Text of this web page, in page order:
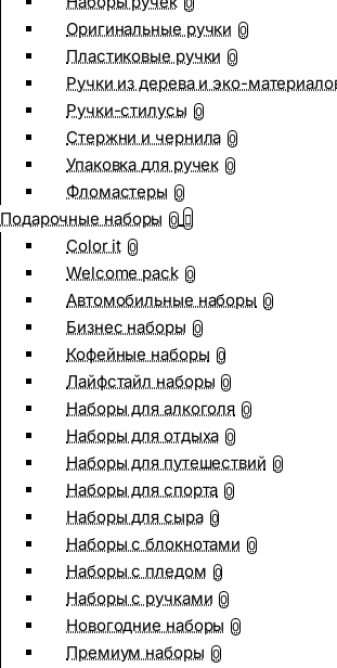
0
Оригинальные ручки 0
Пластиковые ручки 0
Ручки из дерева и эко-
Ручки-стилусы 0
Стержни и чернила 0
Упаковка для ручек 0
Фломастеры 0
Подарочные наборы 0
Color it 0
Welcome pack 0
Автомобильные наборы 0
Бизнес наборы 0
Кофейные наборы 0
Лайфстайл наборы 0
Наборы для алкоголя 0
Наборы для отдыха 0
Наборы для путешествий 0
Наборы для спорта 0
Наборы для сыра 0
Наборы с блокнотами 0
Наборы с пледом 0
Наборы с ручками 0
Новогодние наборы 0
Премиум наборы 0